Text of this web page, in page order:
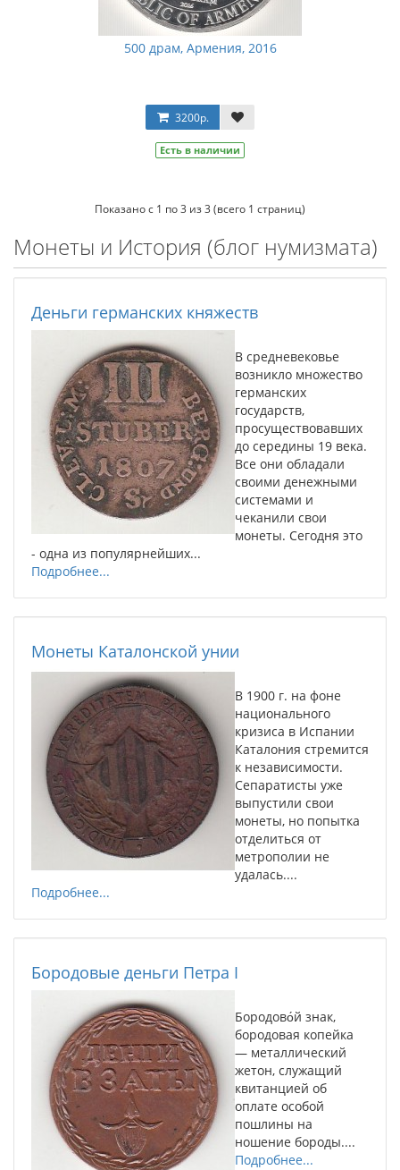
500 драм, Армения, 2016
3200р.
Есть в наличии
Показано с 1 по 3 из 3 (всего 1 страниц)
Монеты и История (блог нумизмата)
Деньги германских княжеств
В средневековье
возникло множество
германских
государств,
просуществовавших
до середины 19 века.
Все они обладали
своими денежными
системами и
чеканили свои
монеты. Сегодня это
- одна из популярнейших...
Подробнее...
Монеты Каталонской унии
В 1900 г. на фоне
национального
кризиса в Испании
Каталония стремится
к независимости.
Сепаратисты уже
выпустили свои
монеты, но попытка
отделиться от
метрополии не
удалась....
Подробнее...
Бородовые деньги Петра I
Бородово́й знак,
бородовая копейка
— металлический
жетон, служащий
квитанцией об
оплате особой
пошлины на
ношение бороды....
Подробнее...